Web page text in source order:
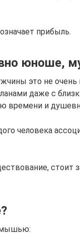
прибыль.
юноше,
это не
даже с
времени и
человека
стоит
мышью: